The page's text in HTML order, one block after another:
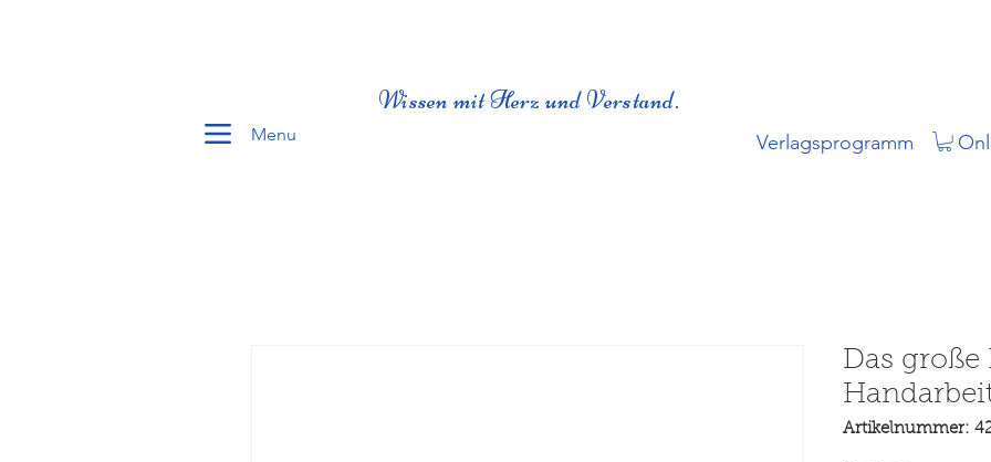
Menu
Wissen mit Herz und Verstand.
Verlagsprogramm
Das große
Artikelnummer: